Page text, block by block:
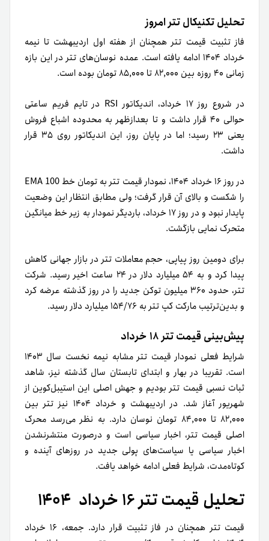
تحلیل تکنیکال تتر امروز
فاز تثبیت قیمت تتر همچنان از هفته اول اردیبهشت تا نیمه
خرداد ۱۴۰۴ ادامه یافته است. عمده نوسان‌های تتر در این بازه
زمانی ۴۰ روزه بین ۸۲,۰۰۰ تا ۸۵,۰۰۰ تومان بوده است.
در شروع روز ۱۷ خرداد، اندیکاتور RSI در تایم فریم ساعتی
حوالی ۴۰ قرار داشت و تا بعدازظهر به محدوده اشباع فروش
یعنی ۲۳ رسید؛ اما در پایان روز، این اندیکاتور روی ۳۵ قرار
داشت.
در روز ۱۶ خرداد ۱۴۰۴، نمودار قیمت تتر به تومان خط EMA 100
را شکست و بالای آن قرار گرفت؛ ولی مطابق انتظار این وضعیت
پایدار نبود و در روز ۱۷ خرداد، باردیگر نمودار به زیر خط میانگین
متحرک نمایی بازگشت.
برای دومین روز پیاپی، حجم معاملات تتر در بازار جهانی کاهش
پیدا کرد و به ۵۴ میلیارد دلار در ۲۴ ساعت اخیر رسید. شرکت
تتر، حدود ۳۶۰ میلیون توکن جدید را در روز گذشته عرضه کرد
و بدین‌ترتیب مارکت کپ تتر به ۱۵۴/۷۶ میلیارد دلار رسید.
پیش‌بینی قیمت تتر ۱۸ خرداد
شرایط فعلی نمودار قیمت تتر مشابه نیمه نخست سال ۱۴۰۳
است. تقریبا در بهار و ابتدای تابستان سال گذشته نیز، شاهد
ثبات نسبی قیمت تتر بودیم و جهش اصلی این استیبل‌کوین از
شهریور آغاز شد. در اردیبهشت و خرداد ۱۴۰۴ نیز تتر بین
۸۲,۰۰۰ تا ۸۴,۰۰۰ تومان نوسان دارد. به‌ نظر می‌رسد محرک
اصلی قیمت تتر، اخبار سیاسی است و درصورت منتشرنشدن
اخبار سیاسی یا سیاست‌های پولی جدید در روزهای آینده و
کوتاه‌مدت، شرایط فعلی ادامه خواهد یافت.
تحلیل قیمت تتر ۱۶ خرداد ۱۴۰۴
قیمت تتر همچنان در فاز تثبیت قرار دارد. جمعه، ۱۶ خرداد